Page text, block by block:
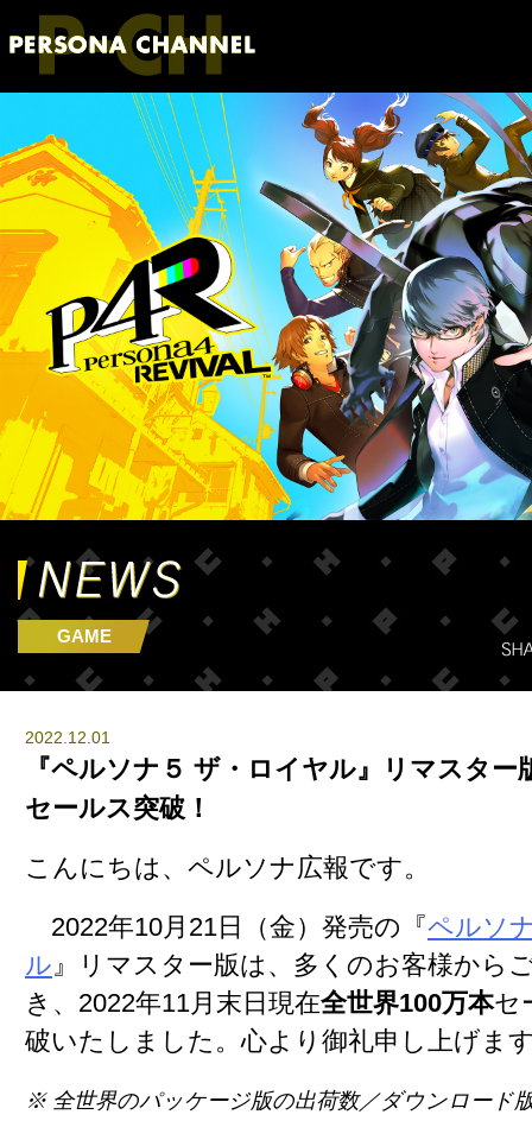
GAME
2022.12.01
『ペルソナ５ ザ・ロイヤル』リマスター
セールス突破！
こんにちは、ペルソナ広報です。
2022年10月21日（金）発売の『ペルソ
ル』リマスター版は、多くのお客様から
き、2022年11月末日現在全世界100万本セ
破いたしました。心より御礼申し上げま
※ 全世界のパッケージ版の出荷数／ダウンロード